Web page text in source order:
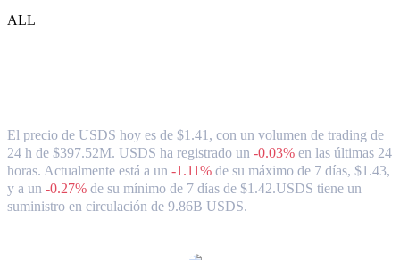
ALL
El precio de USDS hoy es de $1.41, con un volumen de trading de
24 h de $397.52M. USDS ha registrado un -0.03% en las últimas 24
horas. Actualmente está a un -1.11% de su máximo de 7 días, $1.43,
y a un -0.27% de su mínimo de 7 días de $1.42.USDS tiene un
suministro en circulación de 9.86B USDS.